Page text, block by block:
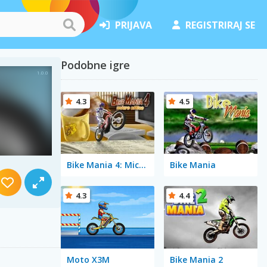
PRIJAVA REGISTRIRAJ SE
Podobne igre
Bike Mania 4: Micro Office
4.3
Bike Mania
4.5
Moto X3M
4.3
Bike Mania 2
4.4